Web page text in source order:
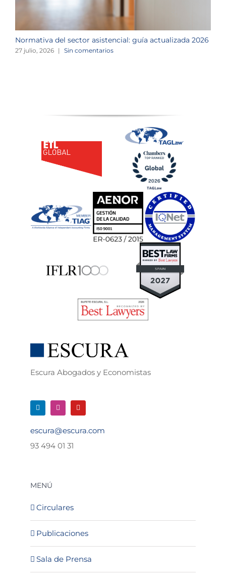
Normativa del sector asistencial: guía actualizada 2026
27 julio, 2026 | Sin comentarios
Escura Abogados y Economistas
escura@escura.com
93 494 01 31
MENÚ
Circulares
Publicaciones
Sala de Prensa